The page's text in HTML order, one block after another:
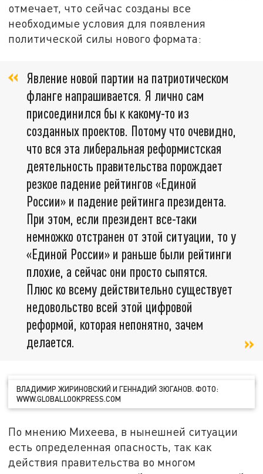
отмечает, что сейчас созданы все
необходимые условия для появления
политической силы нового формата:
Явление новой партии на патриотическом
фланге напрашивается. Я лично сам
присоединился бы к какому-то из
созданных проектов. Потому что очевидно,
что вся эта либеральная реформистская
деятельность правительства порождает
резкое падение рейтингов «Единой
России» и падение рейтинга президента.
При этом, если президент все-таки
немножко отстранен от этой ситуации, то у
«Единой России» и раньше были рейтинги
плохие, а сейчас они просто сыпятся.
Плюс ко всему действительно существует
недовольство всей этой цифровой
реформой, которая непонятно, зачем
делается.
ВЛАДИМИР ЖИРИНОВСКИЙ И ГЕННАДИЙ ЗЮГАНОВ. ФОТО:
WWW.GLOBALLOOKPRESS.COM
По мнению Михеева, в нынешней ситуации
есть определенная опасность, так как
действия правительства во многом